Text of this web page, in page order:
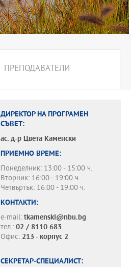
ПРЕПОДАВАТЕЛИ
ДИРЕКТОР НА ПРОГРАМЕН
СЪВЕТ:
ас. д-р Цвета Каменски
ПРИЕМНО ВРЕМЕ:
Понеделник: 13:00 - 15:00 ч.
Вторник: 16:00 - 19:00 ч.
Четвъртък: 16:00 - 19:00 ч.
КОНТАКТИ:
e-mail: tkamenski@nbu.bg
тел.: 02 / 8110 683
Офис: 213 - корпус 2
СЕКРЕТАР-СПЕЦИАЛИСТ: